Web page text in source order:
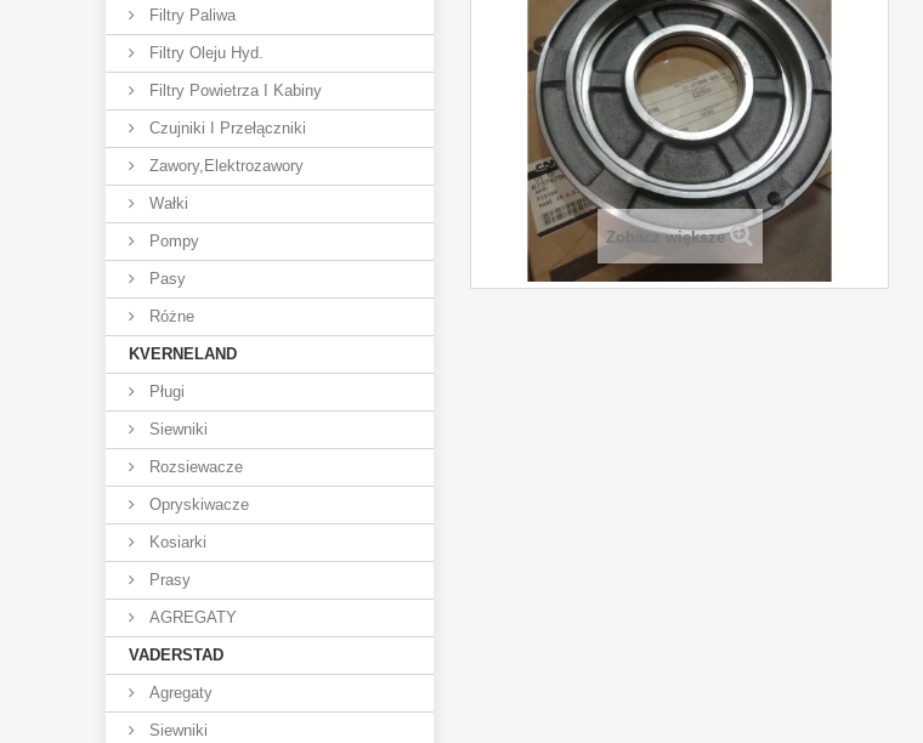
Filtry Paliwa
Filtry Oleju Hyd.
Filtry Powietrza I Kabiny
Czujniki I Przełączniki
Zawory,elektrozawory
Wałki
Pompy
Pasy
Różne
KVERNELAND
Pługi
Siewniki
Rozsiewacze
Opryskiwacze
Kosiarki
Prasy
AGREGATY
VADERSTAD
Agregaty
Siewniki
Zobacz większe